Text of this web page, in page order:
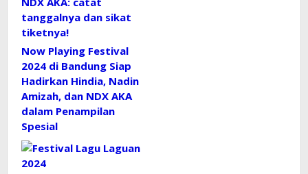
Now Playing Festival
2024 di Bandung Siap
Hadirkan Hindia, Nadin
Amizah, dan NDX AKA
dalam Penampilan
Spesial